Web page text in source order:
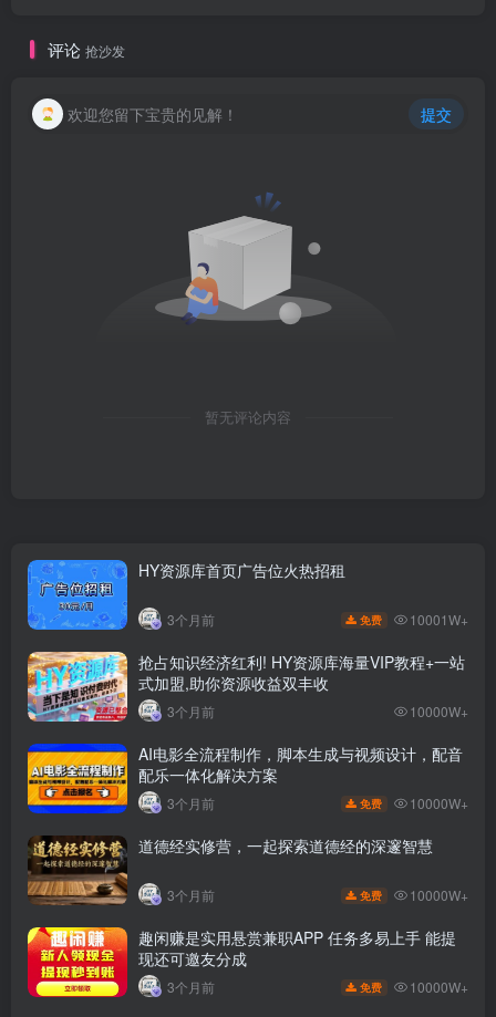
评论 抢沙发
欢迎您留下宝贵的见解！ 提交
暂无评论内容
HY资源库首页广告位火热招租
3个月前 免费 10001W+
抢占知识经济红利! HY资源库海量VIP教程+一站
式加盟,助你资源收益双丰收
3个月前 10000W+
AI电影全流程制作，脚本生成与视频设计，配音
配乐一体化解决方案
3个月前 免费 10000W+
道德经实修营，一起探索道德经的深邃智慧
3个月前 免费 10000W+
趣闲赚是实用悬赏兼职APP 任务多易上手 能提
现还可邀友分成
3个月前 免费 10000W+